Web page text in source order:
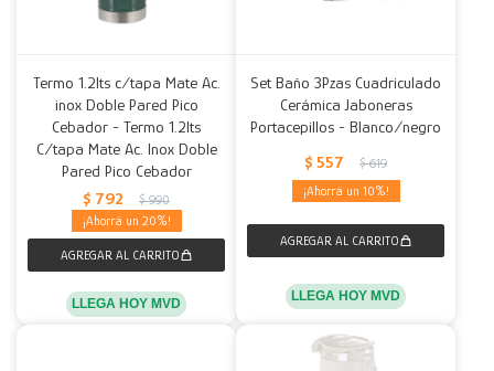
Termo 1.2lts c/tapa Mate Ac.
inox Doble Pared Pico
Cebador - Termo 1.2lts
C/tapa Mate Ac. Inox Doble
Pared Pico Cebador
$ 792 $ 990
20
LLEGA HOY MVD
Set Baño 3Pzas Cuadriculado
Cerámica Jaboneras
Portacepillos - Blanco/negro
$ 557 $ 619
10
LLEGA HOY MVD